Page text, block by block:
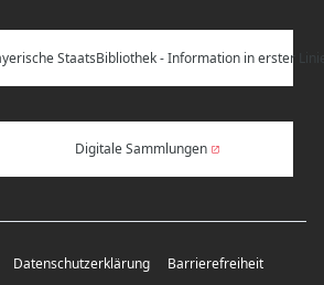
Digitale Sammlungen
Datenschutzerklärung Barrierefreiheit